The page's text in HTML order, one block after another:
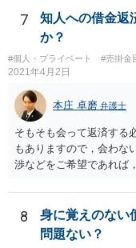
7
知人への借金返
か？
#個人・プライベート #売掛金
2021年4月2日
本庄 卓磨 弁護士
そもそも会って返済する
もありますので，会わな
渉などをご希望であれば
きますので，ご自身で対
8
身に覚えのない
問題ない？